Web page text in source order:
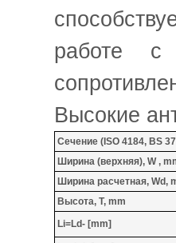
работе с
Высокие
Сечение (ISO 4184, BS
Ширина (верхняя), W ,
Ширина расчетная, Wd,
Высота, T, mm
Li=Ld- [mm]